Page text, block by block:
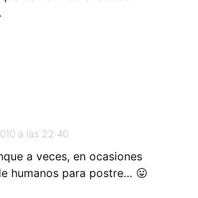
a las 22:40
a veces, en ocasiones
humanos para postre… 😛